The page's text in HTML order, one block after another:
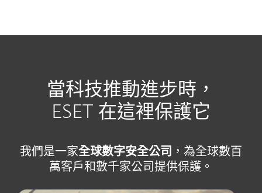
當科技推動進步時，
ESET 在這裡保護它
我們是一家全球數字安全公司 ，為全球數百
萬客戶和數千家公司提供保護。